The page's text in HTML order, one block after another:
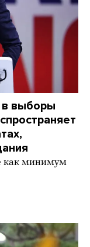
в выборы
как минимум